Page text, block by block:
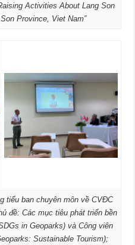
Activities About Lang Son
Province, Viet Nam”
tiểu ban chuyên môn về CVĐC
đề: Các mục tiêu phát triển bền
in Geoparks) và Công viên
Sustainable Tourism);